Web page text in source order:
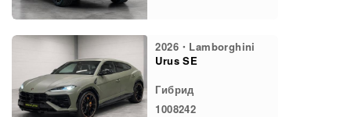
2026・Lamborghini
Urus SE
Гибрид
1008242